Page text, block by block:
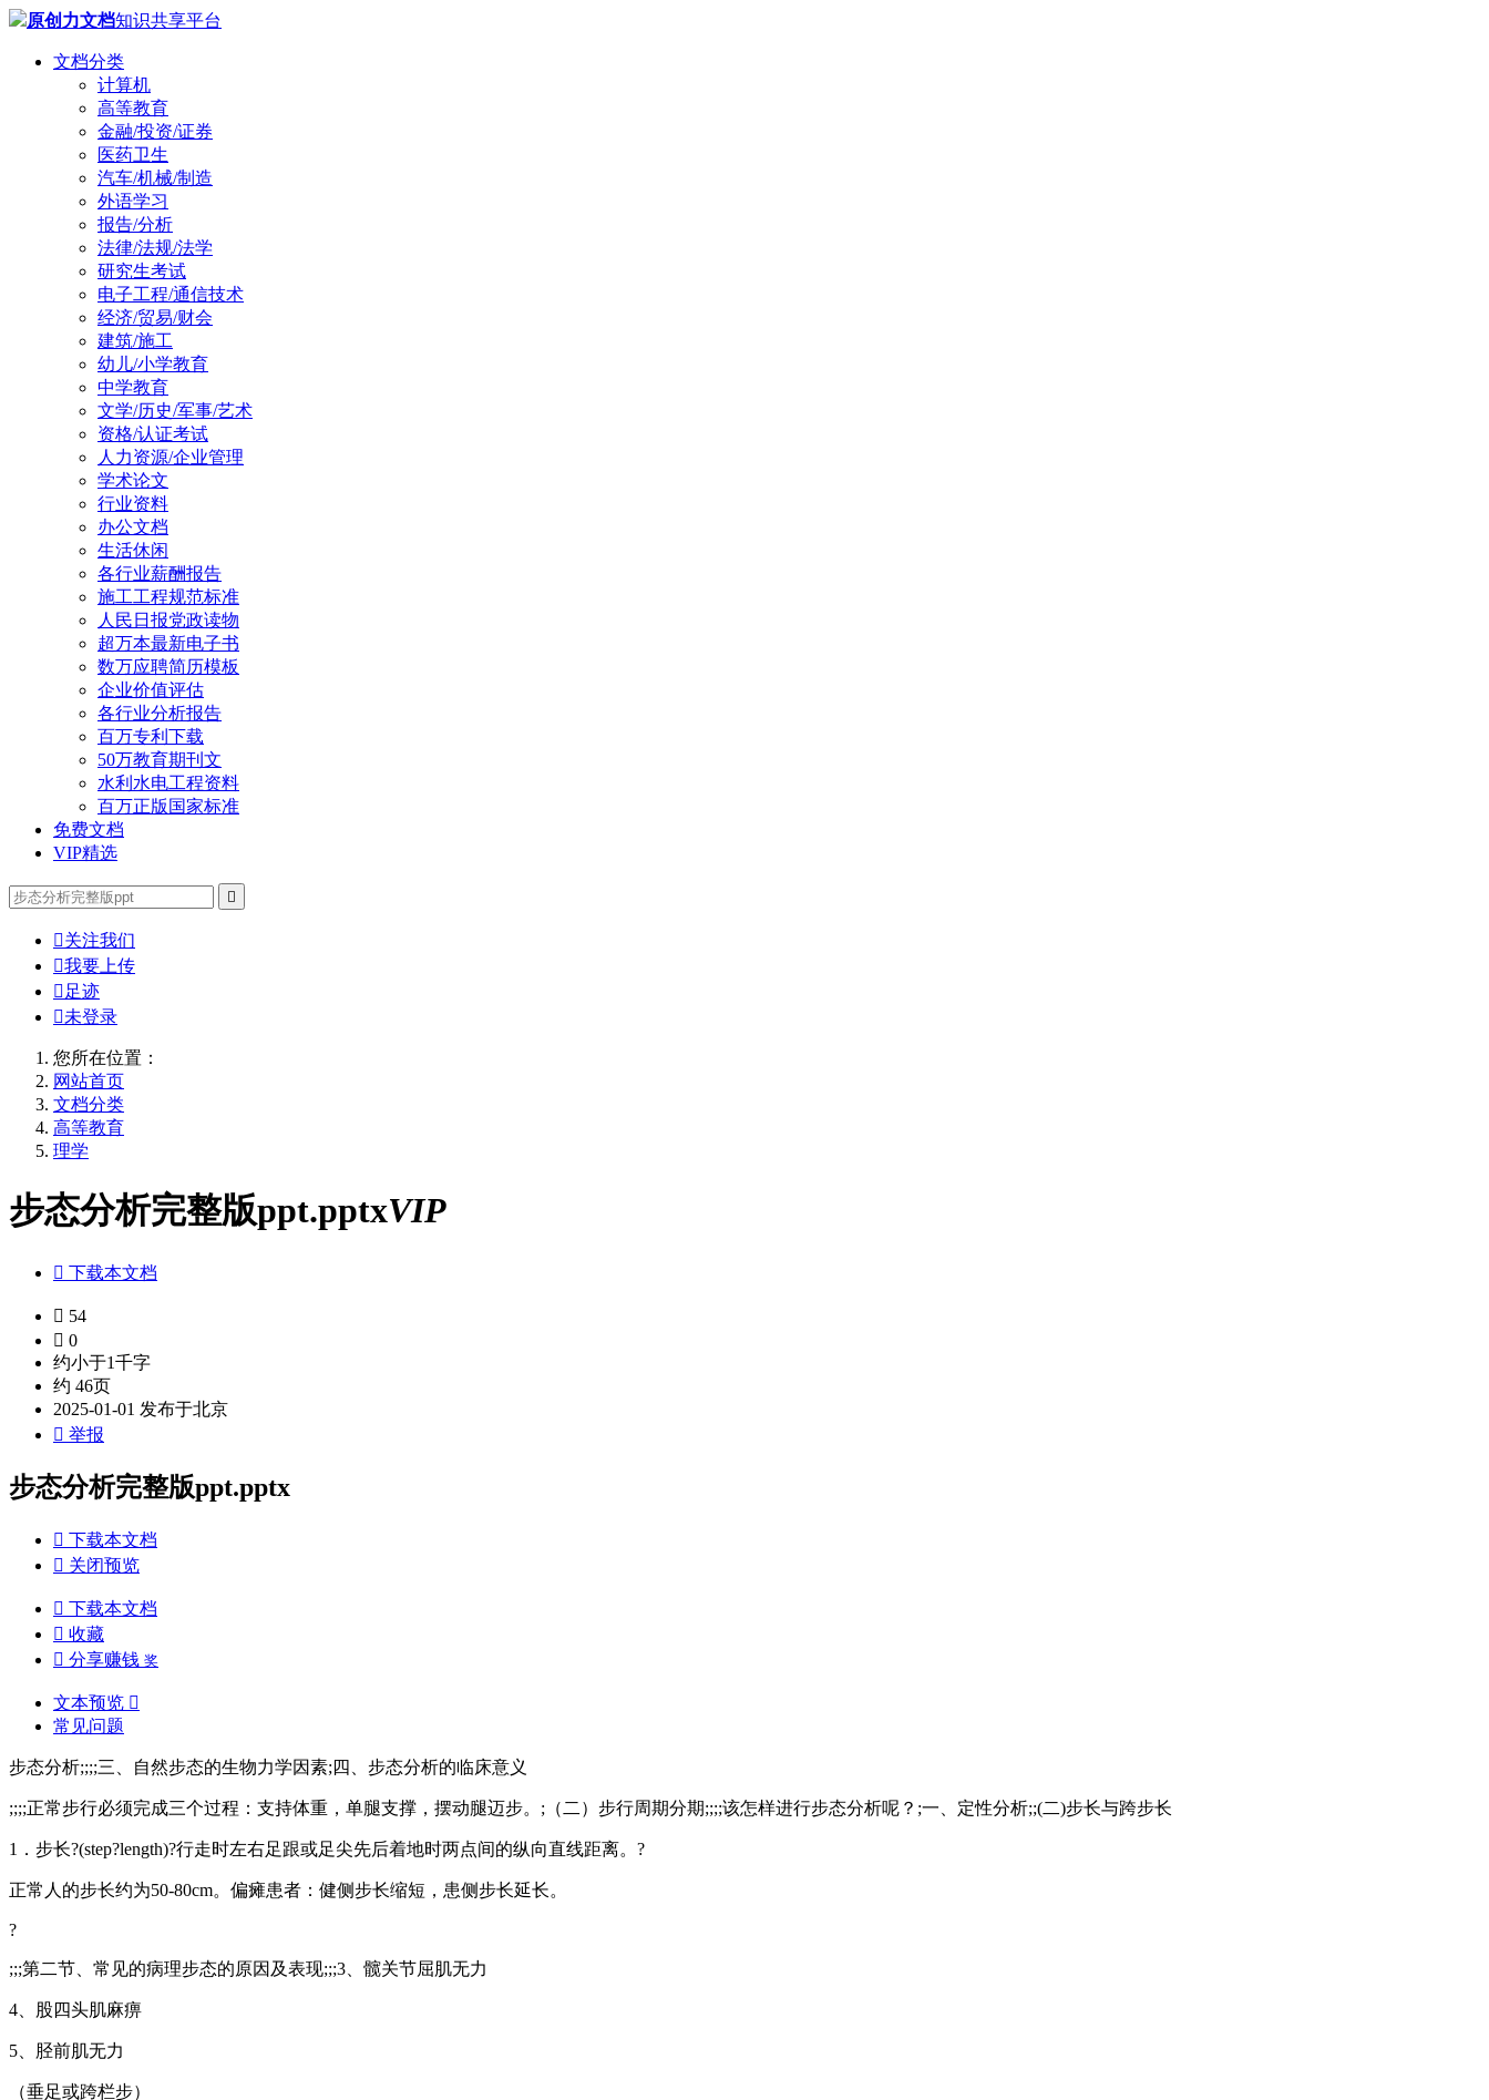
原创力文档知识共享平台
文档分类
计算机
高等教育
金融/投资/证券
医药卫生
汽车/机械/制造
外语学习
报告/分析
法律/法规/法学
研究生考试
电子工程/通信技术
经济/贸易/财会
建筑/施工
幼儿/小学教育
中学教育
文学/历史/军事/艺术
资格/认证考试
人力资源/企业管理
学术论文
行业资料
办公文档
生活休闲
各行业薪酬报告
施工工程规范标准
人民日报党政读物
超万本最新电子书
数万应聘简历模板
企业价值评估
各行业分析报告
百万专利下载
50万教育期刊文
水利水电工程资料
百万正版国家标准
免费文档
VIP精选

关注我们
我要上传
 足迹
未登录
您所在位置：
网站首页
文档分类
高等教育
理学
步态分析完整版ppt.pptxVIP
 下载本文档
 54
 0
约小于1千字
约 46页
2025-01-01 发布于北京
 举报
步态分析完整版ppt.pptx
 下载本文档
 关闭预览
 下载本文档
 收藏
 分享赚钱 奖
文本预览 
常见问题
步态分析;;;;三、自然步态的生物力学因素;四、步态分析的临床意义
;;;;正常步行必须完成三个过程：支持体重，单腿支撑，摆动腿迈步。;（二）步行周期分期;;;;该怎样进行步态分析呢？;一、定性分析;;(二)步长与跨步长
1．步长?(step?length)?行走时左右足跟或足尖先后着地时两点间的纵向直线距离。?
正常人的步长约为50-80cm。偏瘫患者：健侧步长缩短，患侧步长延长。
?
;;;第二节、常见的病理步态的原因及表现;;;3、髋关节屈肌无力
4、股四头肌麻痹
5、胫前肌无力
（垂足或跨栏步）